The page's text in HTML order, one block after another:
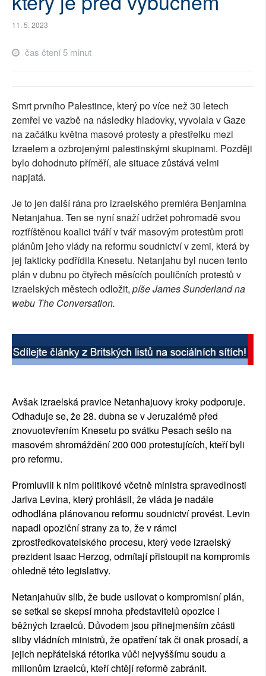
11. 5. 2023
čas čtení 5 minut
Smrt prvního Palestince, který po více než 30 letech
zemřel ve vazbě na následky hladovky, vyvolala v Gaze
na začátku května masové protesty a přestřelku mezi
Izraelem a ozbrojenými palestinskými skupinami. Později
bylo dohodnuto příměří, ale situace zůstává velmi
napjatá.
Je to jen další rána pro izraelského premiéra Benjamina
Netanjahua. Ten se nyní snaží udržet pohromadě svou
roztříštěnou koalici tváří v tvář masovým protestům proti
plánům jeho vlády na reformu soudnictví v zemi, která by
jej fakticky podřídila Knesetu. Netanjahu byl nucen tento
plán v dubnu po čtyřech měsících pouličních protestů v
izraelských městech odložit, píše James Sunderland na
webu The Conversation.
Avšak izraelská pravice Netanhajuovy kroky podporuje.
Odhaduje se, že 28. dubna se v Jeruzalémě před
znovuotevřením Knesetu po svátku Pesach sešlo na
masovém shromáždění 200 000 protestujících, kteří byli
pro reformu.
Promluvili k nim politikové včetně ministra spravedlnosti
Jariva Levina, který prohlásil, že vláda je nadále
odhodlána plánovanou reformu soudnictví provést. Levin
napadl opoziční strany za to, že v rámci
zprostředkovatelského procesu, který vede izraelský
prezident Isaac Herzog, odmítají přistoupit na kompromis
ohledně této legislativy.
Netanjahuův slib, že bude usilovat o kompromisní plán,
se setkal se skepsí mnoha představitelů opozice i
běžných Izraelců. Důvodem jsou přinejmenším zčásti
sliby vládních ministrů, že opatření tak či onak prosadí, a
jejich nepřátelská rétorika vůči nejvyššímu soudu a
milionům Izraelců, kteří chtějí reformě zabránit.